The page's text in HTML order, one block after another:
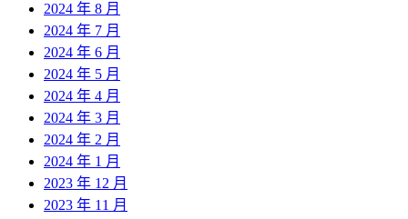
2024 年 8 月
2024 年 7 月
2024 年 6 月
2024 年 5 月
2024 年 4 月
2024 年 3 月
2024 年 2 月
2024 年 1 月
2023 年 12 月
2023 年 11 月